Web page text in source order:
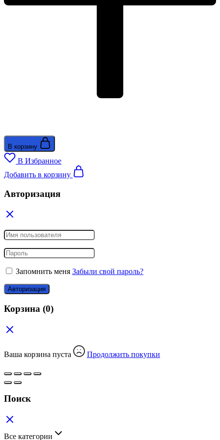
В корзину
В Избранное
Добавить в корзину
Авторизация
Запомнить меня Забыли свой пароль?
Авторизация
Корзина (0)
Ваша корзина пуста Продолжить покупки
Поиск
Все категории